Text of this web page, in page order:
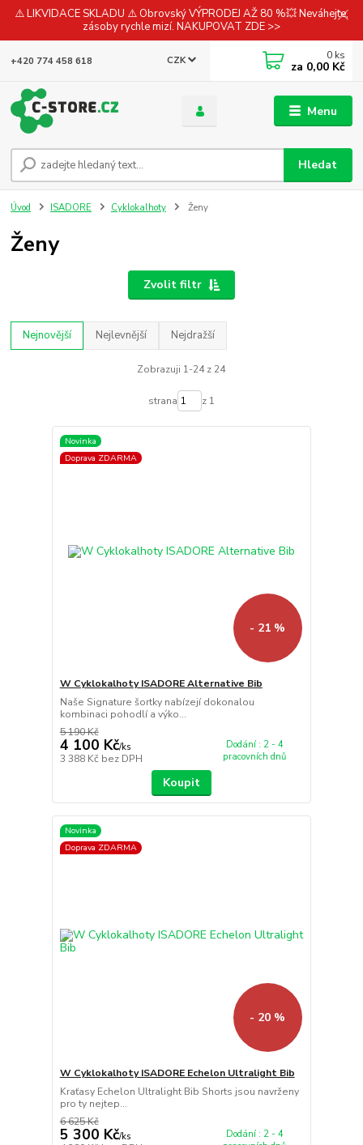
⚠️ LIKVIDACE SKLADU ⚠️ Obrovský VÝPRODEJ AŽ 80 %💥 Neváhejte,
zásoby rychle mizí. NAKUPOVAT ZDE >>
Menu
CZK
Hledat
+420 774 458 618 0 ks
za 0,00 Kč
Úvod ISADORE Cyklokalhoty Ženy
Ženy
Zvolit filtr
Nejnovější Nejlevnější Nejdražší
Zobrazuji 1-24 z 24
strana z 1
Novinka
Doprava ZDARMA
- 21 %
W Cyklokalhoty ISADORE Alternative Bib
Naše Signature šortky nabízejí dokonalou
kombinaci pohodlí a výko...
5 190 Kč
4 100 Kč/ks
3 388 Kč bez DPH
Dodání : 2 - 4
pracovních dnů
Koupit
Novinka
Doprava ZDARMA
- 20 %
W Cyklokalhoty ISADORE Echelon Ultralight Bib
Kraťasy Echelon Ultralight Bib Shorts jsou navrženy
pro ty nejtep...
6 625 Kč
5 300 Kč/ks
Dodání : 2 - 4